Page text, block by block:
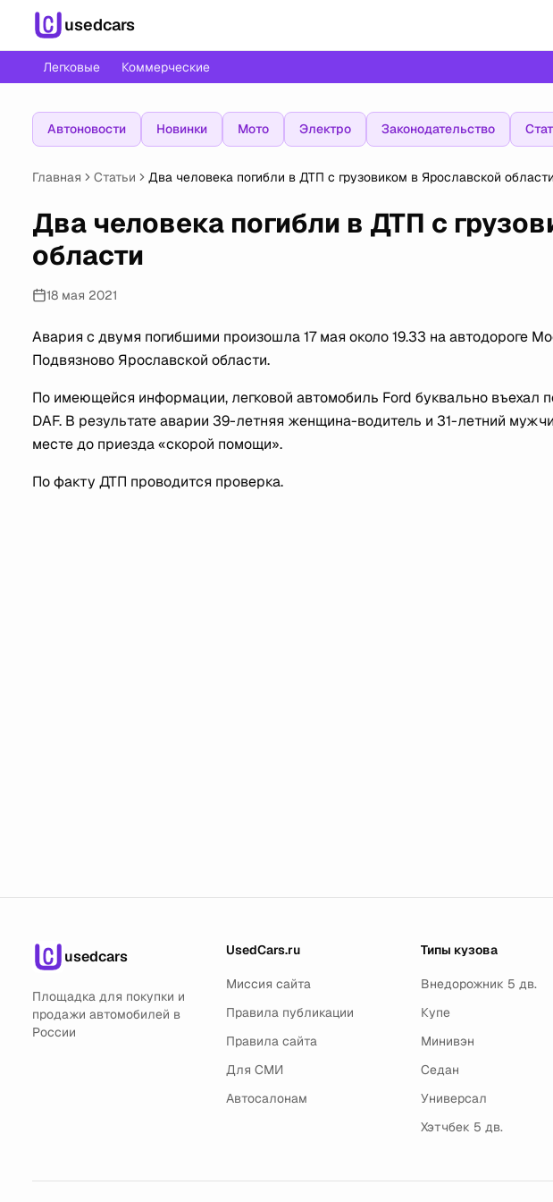
usedcars
Легковые Коммерческие
Автоновости Новинки Мото Электро Законодательство
Главная Статьи Два человека погибли в ДТП с грузовиком в Ярославской области
Два человека погибли в ДТП с
области
18 мая 2021
Авария с двумя погибшими произошла 17 мая около 19.33 на автодороге
Подвязново Ярославской области.
По имеющейся информации, легковой автомобиль Ford буквально въехал
DAF. В результате аварии 39-летняя женщина-водитель и 31-летний
месте до приезда «скорой помощи».
По факту ДТП проводится проверка.
usedcars
Площадка для покупки и
продажи автомобилей в
России
UsedCars.ru
Миссия сайта
Правила публикации
Правила сайта
Для СМИ
Автосалонам
Типы кузова
Внедорожник 5 дв.
Купе
Минивэн
Седан
Универсал
Хэтчбек 5 дв.